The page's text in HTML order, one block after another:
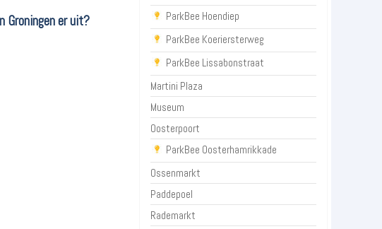
Groningen er uit?
ParkBee Hoendiep
ParkBee Koeriersterweg
ParkBee Lissabonstraat
Martini Plaza
Museum
Oosterpoort
ParkBee Oosterhamrikkade
Ossenmarkt
Paddepoel
Rademarkt